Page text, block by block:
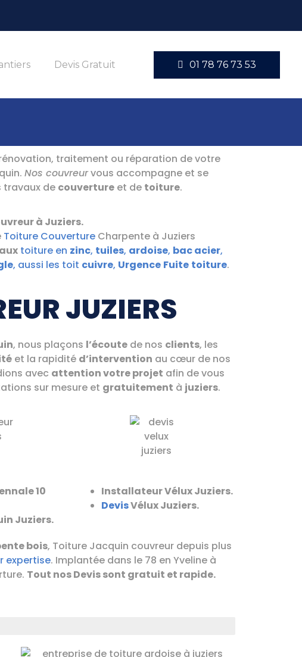
Devis Gratuit 01 78 76 73 53
traitement ou réparation de votre
Nos couvreurvous accompagne et se
travaux de couverture et de toiture.
à Juziers.
Toiture Couverture Charpente à Juziers
toiture en zinc, tuiles, ardoise, bac acier,
, aussi les toit cuivre, Urgence Fuite toiture.
JUZIERS
, nous plaçons l’écoute de nos clients, les
et la rapidité d’intervention au cœur de nos
avec attention votre projet afin de vous
sur mesure et gratuitement à juziers.
10
Juziers.
Installateur Vélux Juziers.
DevisVélux Juziers.
bois, Toiture Jacquin couvreur depuis plus
expertise. Implantée dans le 78 en Yveline à
Tout nos Devis sont gratuit et rapide.